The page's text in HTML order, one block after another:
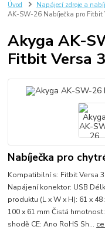
Úvod Napájecí zdroje a
AK-SW-26 Nabíječka pro Fitbit
Akyga AK-
Fitbit Versa
Nabíječka pro
Kompatibilní s: Fitbit Versa
Napájení konektor: USB
produktu (L x W x H): 61 x
100 x 61 mm Čistá
shodě CE: Ano RoHS Sh...